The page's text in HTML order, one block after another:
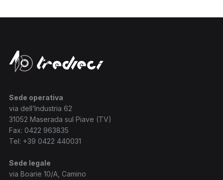
Sede operativa
via dell’Industria 62
31052 Maserada sul Piave (TV)
Fax: 0422 963835
Tel: +39 0422 440031
Sede legale
via Boarie 10/A, Camino